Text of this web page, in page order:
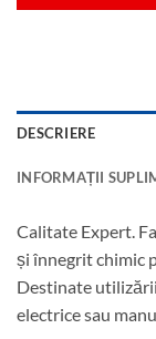
DESCRIERE
INFORMAȚII
Calitate Expert.
și înnegrit chimic
Destinate
electrice sau